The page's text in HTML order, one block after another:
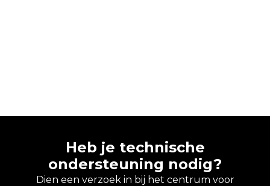
Heb je technische
ondersteuning nodig?
Dien een verzoek in bij het centrum voor